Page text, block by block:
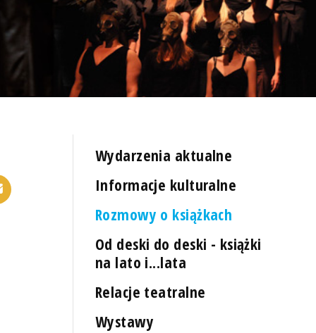
Wydarzenia aktualne
Informacje kulturalne
Rozmowy o książkach
Od deski do deski - książki
na lato i...lata
Relacje teatralne
Wystawy